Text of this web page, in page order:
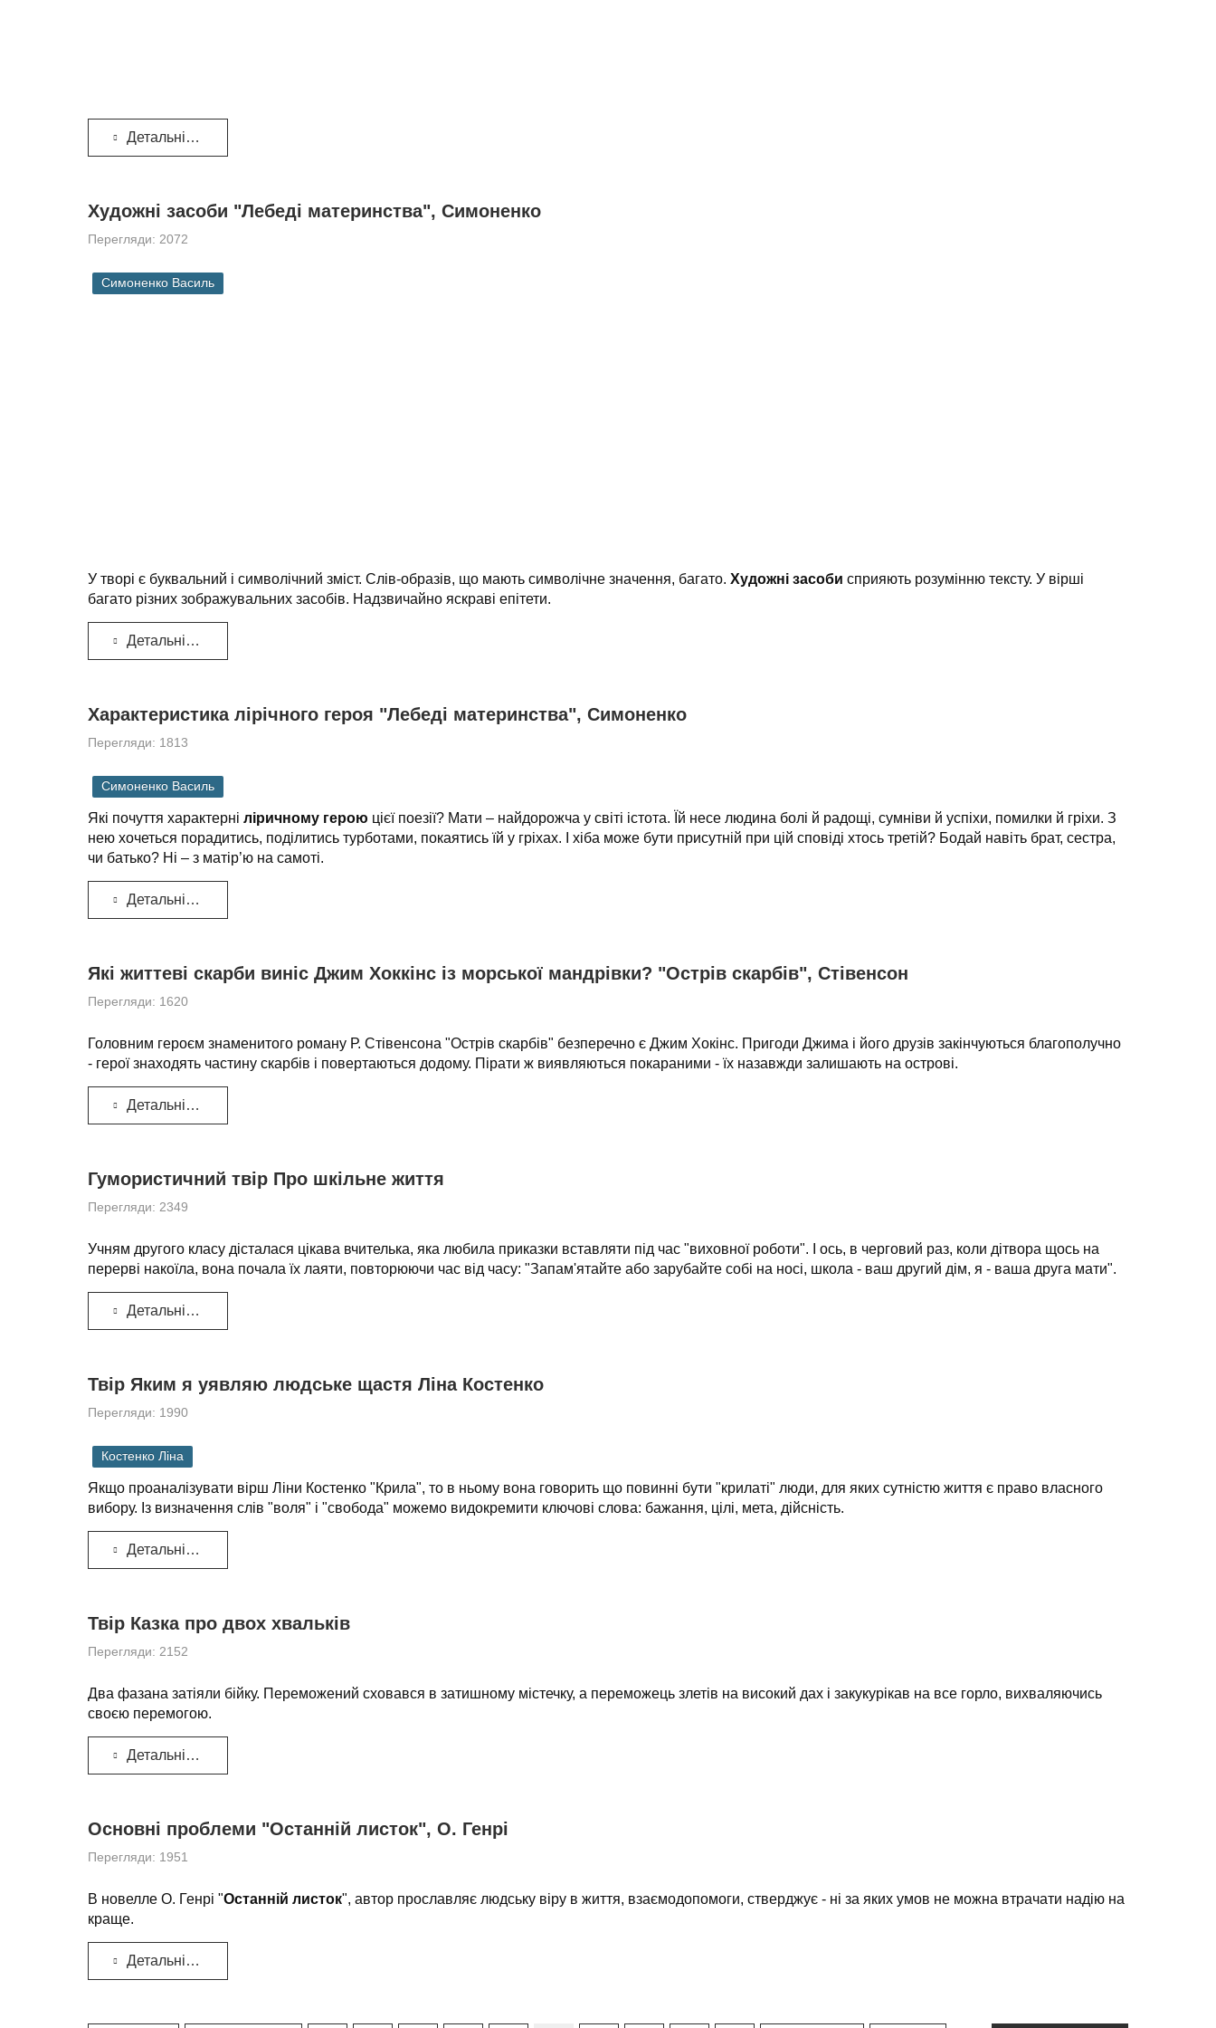
Детальніше...
Художні засоби "Лебеді материнства", Симоненко
Перегляди: 2072
Симоненко Василь
У творі є буквальний і символічний зміст. Слів-образів, що мають символічне значення, багато. Художні засоби сприяють розумінню тексту. У вірші
багато різних зображувальних засобів. Надзвичайно яскраві епітети.
Детальніше...
Характеристика лірічного героя "Лебеді материнства", Симоненко
Перегляди: 1813
Симоненко Василь
Які почуття характерні ліричному герою цієї поезії? Мати – найдорожча у світі істота. Їй несе людина болі й радощі, сумніви й успіхи, помилки й гріхи. З
нею хочеться порадитись, поділитись турботами, покаятись їй у гріхах. І хіба може бути присутній при цій сповіді хтось третій? Бодай навіть брат, сестра,
чи батько? Ні – з матір’ю на самоті.
Детальніше...
Які життеві скарби виніс Джим Хоккінс із морської мандрівки? "Острів скарбів", Стівенсон
Перегляди: 1620
Головним героєм знаменитого роману Р. Стівенсона "Острів скарбів" безперечно є Джим Хокінс. Пригоди Джима і його друзів закінчуються благополучно
- герої знаходять частину скарбів і повертаються додому. Пірати ж виявляються покараними - їх назавжди залишають на острові.
Детальніше...
Гумористичний твір Про шкільне життя
Перегляди: 2349
Учням другого класу дісталася цікава вчителька, яка любила приказки вставляти під час "виховної роботи". І ось, в черговий раз, коли дітвора щось на
перерві накоїла, вона почала їх лаяти, повторюючи час від часу: "Запам'ятайте або зарубайте собі на носі, школа - ваш другий дім, я - ваша друга мати".
Детальніше...
Твір Яким я уявляю людське щастя Ліна Костенко
Перегляди: 1990
Костенко Ліна
Якщо проаналізувати вірш Ліни Костенко "Крила", то в ньому вона говорить що повинні бути "крилаті" люди, для яких сутністю життя є право власного
вибору. Із визначення слів "воля" і "свобода" можемо видокремити ключові слова: бажання, цілі, мета, дійсність.
Детальніше...
Твір Казка про двох хвальків
Перегляди: 2152
Два фазана затіяли бійку. Переможений сховався в затишному містечку, а переможець злетів на високий дах і закукурікав на все горло, вихваляючись
своєю перемогою.
Детальніше...
Основні проблеми "Останній листок", О. Генрі
Перегляди: 1951
В новелле О. Генрі "Останній листок", автор прославляє людську віру в життя, взаємодопомоги, стверджує - ні за яких умов не можна втрачати надію на
краще.
Детальніше...